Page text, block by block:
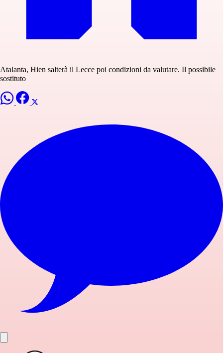
Atalanta, Hien salterà il Lecce poi condizioni da valutare. Il possibile
sostituto